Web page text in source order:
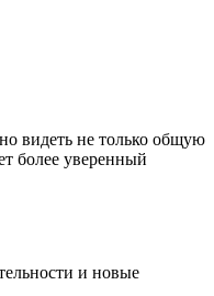
видеть не только общую
более уверенный
и новые